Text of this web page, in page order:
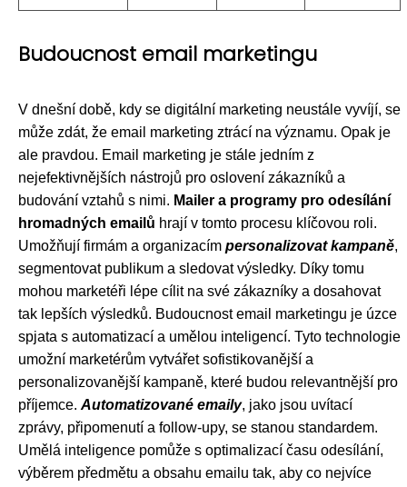
Budoucnost email marketingu
V dnešní době, kdy se digitální marketing neustále vyvíjí, se
může zdát, že email marketing ztrácí na významu. Opak je
ale pravdou. Email marketing je stále jedním z
nejefektivnějších nástrojů pro oslovení zákazníků a
budování vztahů s nimi. Mailer a programy pro odesílání
hromadných emailů hrají v tomto procesu klíčovou roli.
Umožňují firmám a organizacím personalizovat kampaně,
segmentovat publikum a sledovat výsledky. Díky tomu
mohou marketéři lépe cílit na své zákazníky a dosahovat
tak lepších výsledků. Budoucnost email marketingu je úzce
spjata s automatizací a umělou inteligencí. Tyto technologie
umožní marketérům vytvářet sofistikovanější a
personalizovanější kampaně, které budou relevantnější pro
příjemce. Automatizované emaily, jako jsou uvítací
zprávy, připomenutí a follow-upy, se stanou standardem.
Umělá inteligence pomůže s optimalizací času odesílání,
výběrem předmětu a obsahu emailu tak, aby co nejvíce